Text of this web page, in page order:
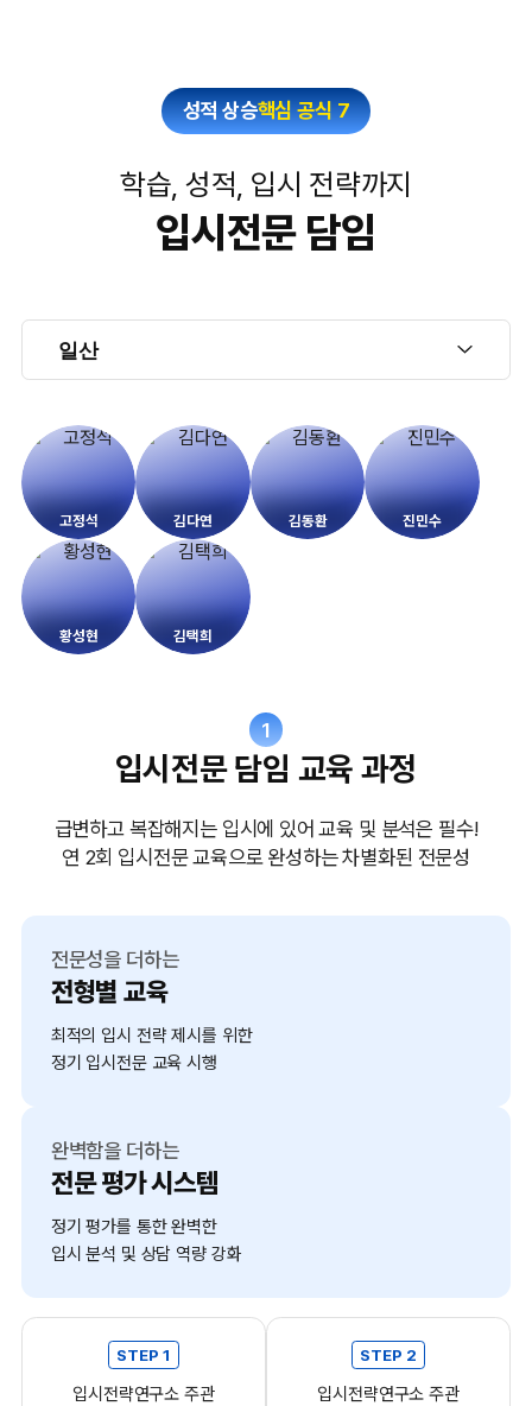
성적 상승핵심 공식 7
학습, 성적, 입시 전략까지
입시전문 담임
고정석 김다연 김동환 진민수
황성현 김택희
1
입시전문 담임 교육 과정
급변하고 복잡해지는 입시에 있어 교육 및 분석은 필수!
연 2회 입시전문 교육으로 완성하는 차별화된 전문성
전문성을 더하는
전형별 교육
최적의 입시 전략 제시를 위한
정기 입시전문 교육 시행
완벽함을 더하는
전문 평가 시스템
정기 평가를 통한 완벽한
입시 분석 및 상담 역량 강화
STEP 1
입시전략연구소 주관
STEP 2
입시전략연구소 주관